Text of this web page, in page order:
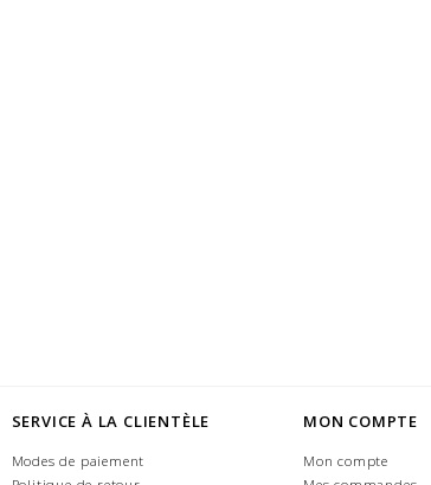
SERVICE À LA CLIENTÈLE
Modes de paiement
MON COMPTE
Mon compte